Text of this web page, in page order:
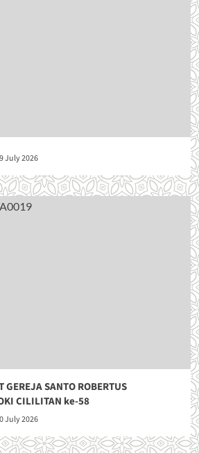
July 2026
SANTO ROBERTUS
CILILITAN ke-58
July 2026